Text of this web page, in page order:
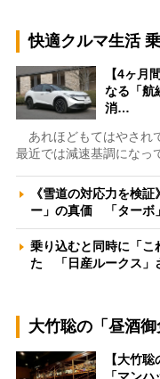
快適クルマ生活
【4ヶ月
なる「航
消…
あれほどもてはやされ
最近では減速基調になっ
《雪道の対応力を検
ー」の真価 「ターボ
乗り込むと同時に「こ
た 「日産ルークス」
大竹聡の「昼酒御
【大竹